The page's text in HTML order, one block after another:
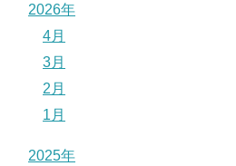
2026年
4月
3月
2月
1月
2025年